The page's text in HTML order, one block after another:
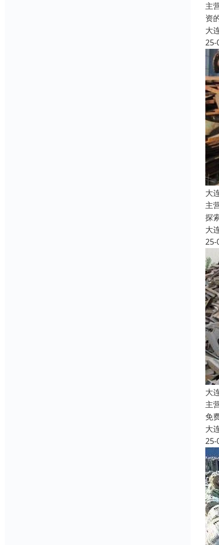
主
资
大
25-
大
主
探
大
25-
大
主
免
大
25-